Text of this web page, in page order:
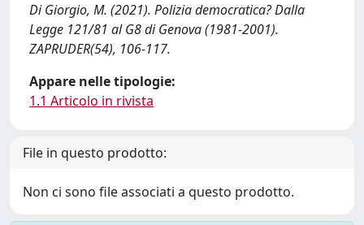
Di Giorgio, M. (2021). Polizia democratica? Dalla
Legge 121/81 al G8 di Genova (1981-2001).
ZAPRUDER(54), 106-117.
Appare nelle tipologie:
1.1 Articolo in rivista
File in questo prodotto:
Non ci sono file associati a questo prodotto.